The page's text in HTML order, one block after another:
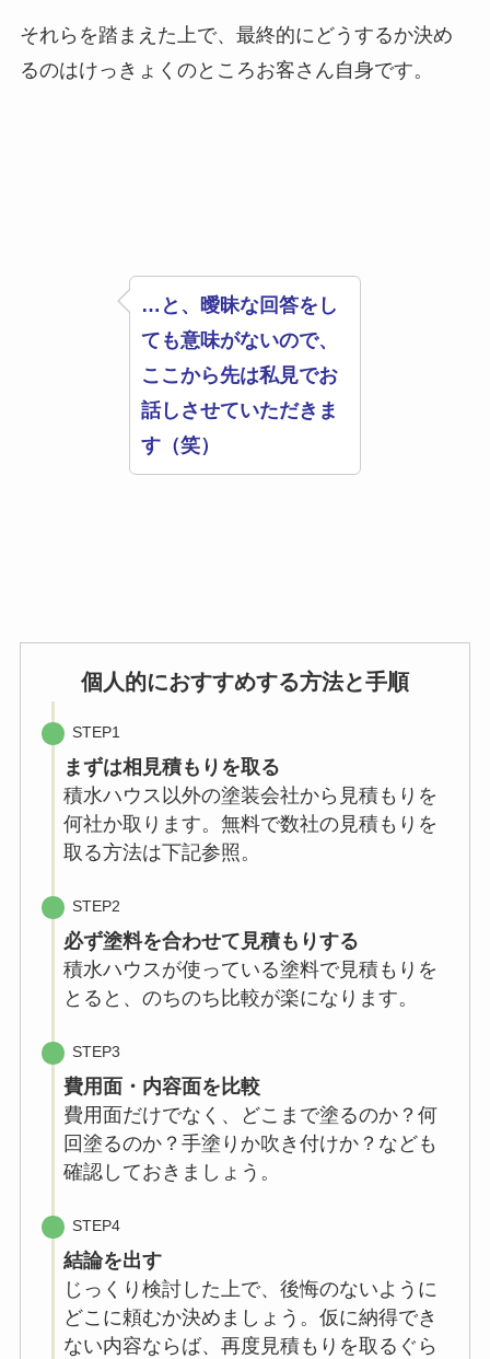
それらを踏まえた上で、最終的にどうするか決め
るのはけっきょくのところお客さん自身です。
…と、曖昧な回答をし
ても意味がないので、
ここから先は私見でお
話しさせていただきま
す（笑）
個人的におすすめする方法と手順
STEP1
まずは相見積もりを取る
積水ハウス以外の塗装会社から見積もりを
何社か取ります。無料で数社の見積もりを
取る方法は下記参照。
STEP2
必ず塗料を合わせて見積もりする
積水ハウスが使っている塗料で見積もりを
とると、のちのち比較が楽になります。
STEP3
費用面・内容面を比較
費用面だけでなく、どこまで塗るのか？何
回塗るのか？手塗りか吹き付けか？なども
確認しておきましょう。
STEP4
結論を出す
じっくり検討した上で、後悔のないように
どこに頼むか決めましょう。仮に納得でき
ない内容ならば、再度見積もりを取るぐら